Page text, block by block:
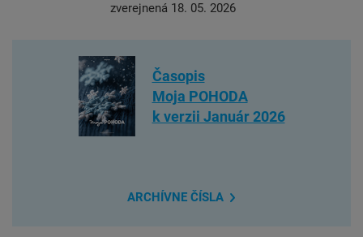
zverejnená 18. 05. 2026
Časopis
Moja POHODA
k verzii Január 2026
ARCHÍVNE ČÍSLA